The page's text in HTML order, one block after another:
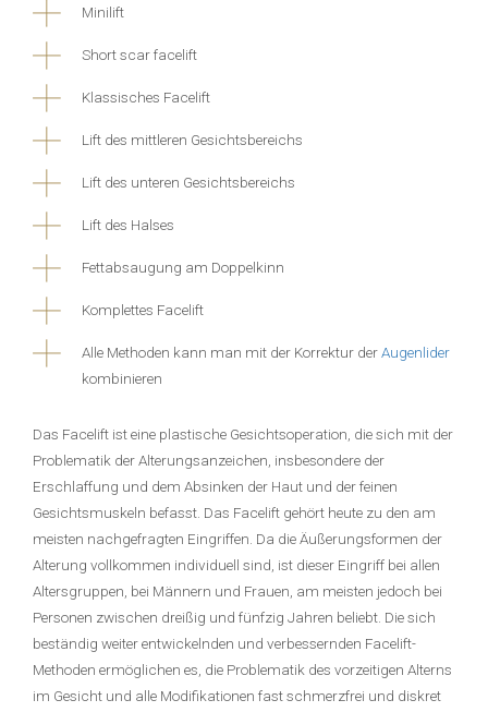
Minilift
Short scar facelift
Klassisches Facelift
Lift des mittleren Gesichtsbereichs
Lift des unteren Gesichtsbereichs
Lift des Halses
Fettabsaugung am Doppelkinn
Komplettes Facelift
Alle Methoden kann man mit der Korrektur derAugenlider
kombinieren
Das Facelift ist eine plastische Gesichtsoperation, die sich mit der
Problematik der Alterungsanzeichen, insbesondere der
Erschlaffung und dem Absinken der Haut und der feinen
Gesichtsmuskeln befasst. Das Facelift gehört heute zu den am
meisten nachgefragten Eingriffen. Da die Äußerungsformen der
Alterung vollkommen individuell sind, ist dieser Eingriff bei allen
Altersgruppen, bei Männern und Frauen, am meisten jedoch bei
Personen zwischen dreißig und fünfzig Jahren beliebt. Die sich
beständig weiter entwickelnden und verbessernden Facelift-
Methoden ermöglichen es, die Problematik des vorzeitigen Alterns
im Gesicht und alle Modifikationen fast schmerzfrei und diskret